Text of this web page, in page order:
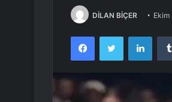
DİLAN BİÇER Ekim
FacebookTwitter